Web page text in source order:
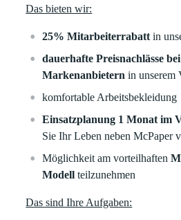
Das bieten wir:
25% Mitarbeiterrabatt in
dauerhafte Preisnachlässe
Markenanbietern in unserem
komfortable Arbeitsbekleidung
Einsatzplanung 1 Monat im
Sie Ihr Leben neben McPaper
Möglichkeit am vorteilhaften
Modellteilzunehmen
Das sind Ihre Aufgaben: